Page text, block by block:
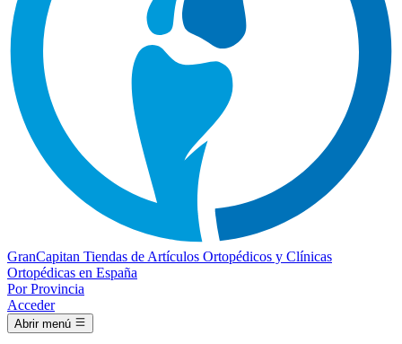
GranCapitan Tiendas de Artículos Ortopédicos y Clínicas
Ortopédicas en España
Por Provincia
Acceder
Abrir menú